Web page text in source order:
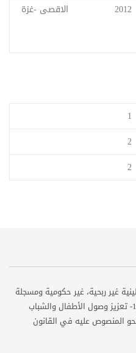
2012 الاقصى -غزة
1
2
2
غير ربحية، غير حكومية ومسجلة
رسمياً يُكرس جهوده لتحقيق ما يلي: 1- تعزيز وصول الأطفال والشباب
المنصوص عليه في القانون